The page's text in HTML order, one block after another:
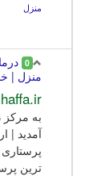
منزل
0
منزل |
به مرکز
آمدید |
ترین